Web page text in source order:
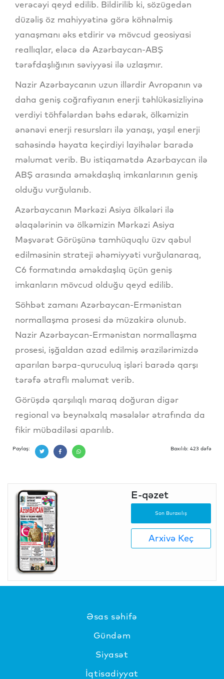
verəcəyi qeyd edilib. Bildirilib ki, sözügedən
düzəliş öz mahiyyətinə görə köhnəlmiş
yanaşmanı əks etdirir və mövcud geosiyasi
reallıqlar, eləcə də Azərbaycan-ABŞ
tərəfdaşlığının səviyyəsi ilə uzlaşmır.
Nazir Azərbaycanın uzun illərdir Avropanın və
daha geniş coğrafiyanın enerji təhlükəsizliyinə
verdiyi töhfələrdən bəhs edərək, ölkəmizin
ənənəvi enerji resursları ilə yanaşı, yaşıl enerji
sahəsində həyata keçirdiyi layihələr barədə
məlumat verib. Bu istiqamətdə Azərbaycan ilə
ABŞ arasında əməkdaşlıq imkanlarının geniş
olduğu vurğulanıb.
Azərbaycanın Mərkəzi Asiya ölkələri ilə
əlaqələrinin və ölkəmizin Mərkəzi Asiya
Məşvərət Görüşünə tamhüquqlu üzv qəbul
edilməsinin strateji əhəmiyyəti vurğulanaraq,
C6 formatında əməkdaşlıq üçün geniş
imkanların mövcud olduğu qeyd edilib.
Söhbət zamanı Azərbaycan-Ermənistan
normallaşma prosesi də müzakirə olunub.
Nazir Azərbaycan-Ermənistan normallaşma
prosesi, işğaldan azad edilmiş ərazilərimizdə
aparılan bərpa-quruculuq işləri barədə qarşı
tərəfə ətraflı məlumat verib.
Görüşdə qarşılıqlı maraq doğuran digər
regional və beynəlxalq məsələlər ətrafında da
fikir mübadiləsi aparılıb.
Paylaş: Baxılıb: 423 dəfə
E-qəzet
Son Buraxılış
Arxivə Keç
Əsas səhifə
Gündəm
Siyasət
İqtisadiyyat